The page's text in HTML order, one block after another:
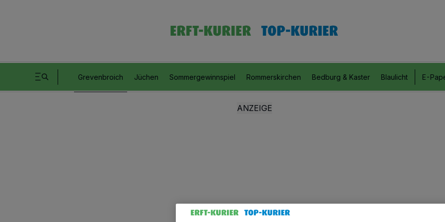
Grevenbroich Jüchen Sommergewinnspiel Rommerskirchen Bedburg & Kaster Blaulicht E-